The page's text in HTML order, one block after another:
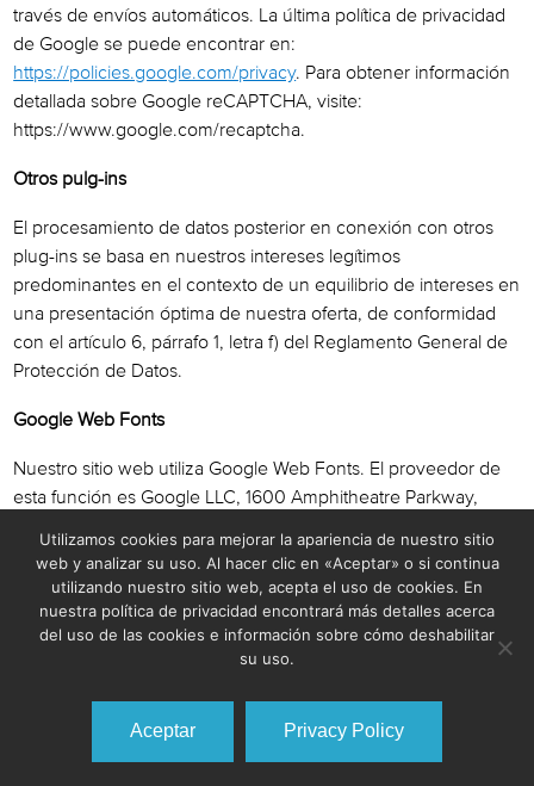
través de envíos automáticos. La última política de privacidad
de Google se puede encontrar en:
https://policies.google.com/privacy. Para obtener información
detallada sobre Google reCAPTCHA, visite:
https://www.google.com/recaptcha.
Otros pulg-ins
El procesamiento de datos posterior en conexión con otros
plug-ins se basa en nuestros intereses legítimos
predominantes en el contexto de un equilibrio de intereses en
una presentación óptima de nuestra oferta, de conformidad
con el artículo 6, párrafo 1, letra f) del Reglamento General de
Protección de Datos.
Google Web Fonts
Nuestro sitio web utiliza Google Web Fonts. El proveedor de
esta función es Google LLC, 1600 Amphitheatre Parkway,
cumplimiento de un nivel adecuado de protección de datos
está garantizado por Google a través de su participación en el
programa Privacy Shield. Para aplicar efectivamente los
estrictos requisitos de protección de datos europeos, hemos
asentado un contrato de procesamiento de trabajo con
Utilizamos cookies para mejorar la apariencia de nuestro sitio
web y analizar su uso. Al hacer clic en «Aceptar» o si continua
utilizando nuestro sitio web, acepta el uso de cookies. En
nuestra política de privacidad encontrará más detalles acerca
del uso de las cookies e información sobre cómo deshabilitar
su uso.
Aceptar Privacy Policy